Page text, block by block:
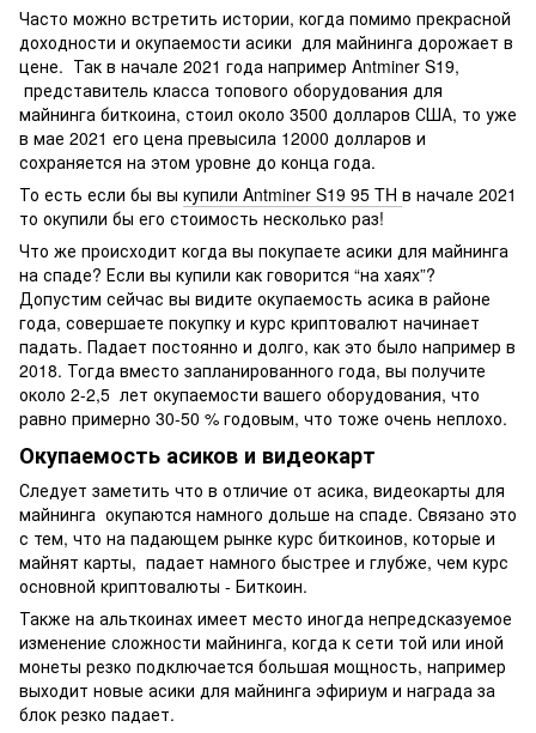
Часто можно встретить истории, когда помимо прекрасной
доходности и окупаемости асики для майнинга дорожает в
цене. Так в начале 2021 года например Antminer S19,
представитель класса топового оборудования для
майнинга биткоина, стоил около 3500 долларов США, то уже
в мае 2021 его цена превысила 12000 долларов и
сохраняется на этом уровне до конца года.
То есть если бы вы купили Antminer S19 95 TH в начале 2021
то окупили бы его стоимость несколько раз!
Что же происходит когда вы покупаете асики для майнинга
на спаде? Если вы купили как говорится “на хаях”?
Допустим сейчас вы видите окупаемость асика в районе
года, совершаете покупку и курс криптовалют начинает
падать. Падает постоянно и долго, как это было например в
2018. Тогда вместо запланированного года, вы получите
около 2-2,5 лет окупаемости вашего оборудования, что
равно примерно 30-50 % годовым, что тоже очень неплохо.
Окупаемость асиков и видеокарт
Следует заметить что в отличие от асика, видеокарты для
майнинга окупаются намного дольше на спаде. Связано это
с тем, что на падающем рынке курс биткоинов, которые и
майнят карты, падает намного быстрее и глубже, чем курс
основной криптовалюты - Биткоин.
Также на альткоинах имеет место иногда непредсказуемое
изменение сложности майнинга, когда к сети той или иной
монеты резко подключается большая мощность, например
выходит новые асики для майнинга эфириум и награда за
блок резко падает.